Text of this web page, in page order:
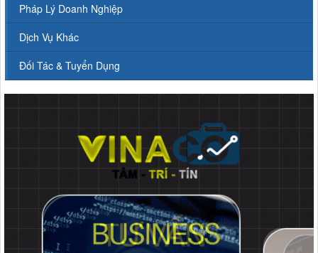
Pháp Lý Doanh Nghiệp
Dịch Vụ Khác
Đối Tác & Tuyển Dụng